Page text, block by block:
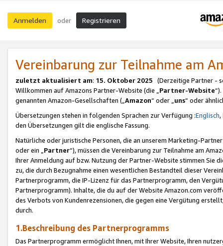
Anmelden oder Registrieren
Vereinbarung zur Teilnahme am
zuletzt aktualisiert am: 15. Oktober 2025 (Derzeitige Partner -
Willkommen auf Amazons Partner-Website (die „Partner-Website
genannten Amazon-Gesellschaften („Amazon“ oder „uns“ oder
Übersetzungen stehen in folgenden Sprachen zur Verfügung :Englisch,
den Übersetzungen gilt die englische Fassung.
Natürliche oder juristische Personen, die an unserem Marketing-
oder ein „Partner“), müssen die Vereinbarung zur Teilnahme am
Ihrer Anmeldung auf bzw. Nutzung der Partner-Website stimmen Sie
zu, die durch Bezugnahme einen wesentlichen Bestandteil dieser
Partnerprogramm, die IP-Lizenz für das Partnerprogramm, den
Partnerprogramm). Inhalte, die du auf der Website Amazon.com
des Verbots von Kundenrezensionen, die gegen eine Vergütung
durch.
1.Beschreibung des Partnerprogramms
Das Partnerprogramm ermöglicht Ihnen, mit Ihrer Website, Ihren